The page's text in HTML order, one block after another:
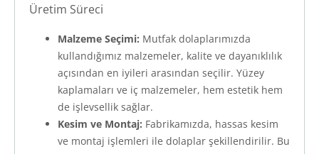
Üretim Süreci
Malzeme Seçimi: Mutfak dolaplarımızda
kullandığımız malzemeler, kalite ve dayanıklılık
açısından en iyileri arasından seçilir. Yüzey
kaplamaları ve iç malzemeler, hem estetik hem
de işlevsellik sağlar.
Kesim ve Montaj: Fabrikamızda, hassas kesim
ve montaj işlemleri ile dolaplar şekillendirilir. Bu